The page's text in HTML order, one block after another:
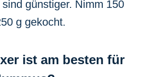
günstiger. Nimm 150
g gekocht.
ist am besten für